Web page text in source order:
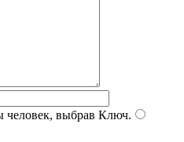
человек, выбрав Ключ.